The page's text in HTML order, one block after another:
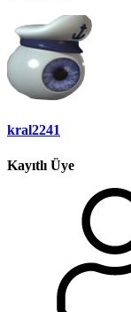
kral2241
Kayıtlı Üye